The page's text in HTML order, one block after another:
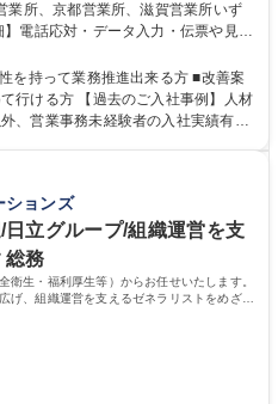
電話応対・データ入力・伝票や見積
業所内で発生する事務業務や業務改
す。業務システムがきちんと構築さ
ることができる環境です。また、
務 ※未経験可
を持って業務推進出来る方 ■改善案
行ける方 【過去のご入社事例】人材
、営業事務未経験者の入社実績有
能動的なサポート、改善の動きも期
として、チームに貢献し、結果的に
きます。平均19:30の退勤以降の業
リのある働き方となります。 学
語学力： 資格：
ションズ
日立グループ/組織運営を支
総務
衛生・福利厚生等）からお任せいたします。
げ、組織運営を支えるゼネラリストをめざせ